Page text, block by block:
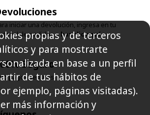
iniciar una devolución, ingresa en tu
de pedidos o
Seguro
pagos seguros
propias y de terceros
y para mostrarte
en base a un perfil
de tus hábitos de
ejemplo, páginas visitadas).
más información y